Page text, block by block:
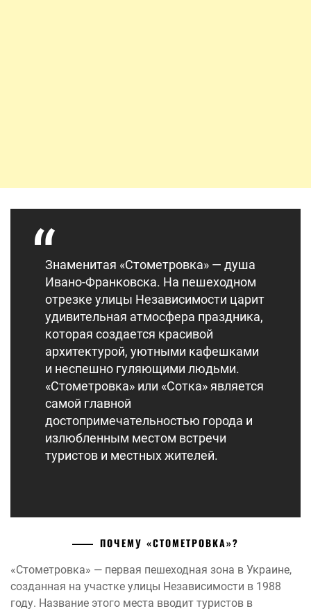
Знаменитая «Стометровка» — душа
Ивано-Франковска. На пешеходном
отрезке улицы Независимости царит
удивительная атмосфера праздника,
которая создается красивой
архитектурой, уютными кафешками
и неспешно гуляющими людьми.
«Стометровка» или «Сотка» является
самой главной
достопримечательностью города и
излюбленным местом встречи
туристов и местных жителей.
ПОЧЕМУ «СТОМЕТРОВКА»?
«Стометровка» — первая пешеходная зона в Украине,
созданная на участке улицы Независимости в 1988
году. Название этого места вводит туристов в